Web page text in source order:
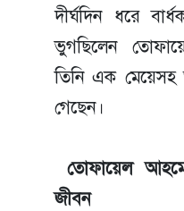
দীর্ঘদিন ধরে
ভুগছিলেন
তিনি এক মেয়েসহ
গেছেন।
তোফায়েল
জীবন